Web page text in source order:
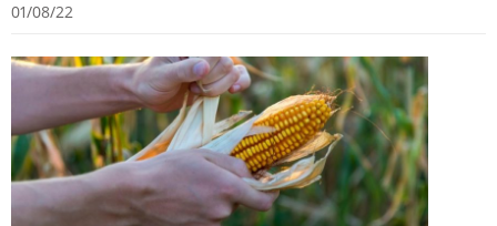
01/08/22